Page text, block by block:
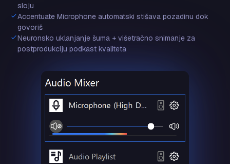
sloju
Accentuate Microphone automatski stišava pozadinu dok
govoriš
Neuronsko uklanjanje šuma + višetračno snimanje za
postprodukciju podkast kvaliteta